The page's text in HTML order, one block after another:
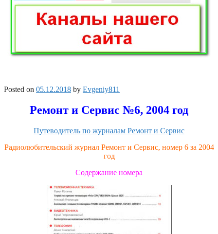
Posted on 05.12.2018 by Evgeniy811
Ремонт и Сервис №6, 2004 год
Путеводитель по журналам Ремонт и Сервис
Радиолюбительский журнал Ремонт и Сервис, номер 6 за 2004
год
Содержание номера